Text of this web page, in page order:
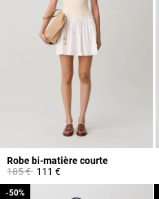
Robe bi-matière courte
Prix réduit à partir de
185 €à111 €
-50%
-50%